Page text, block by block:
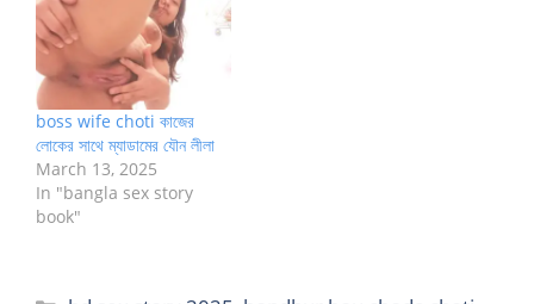
boss wife choti কাজের
লোকের সাথে ম্যাডামের যৌন লীলা
March 13, 2025
In "bangla sex story
book"